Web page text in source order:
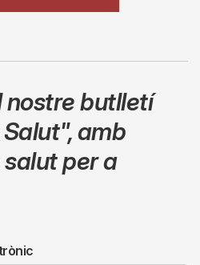
nostre butlletí
,amb
per a